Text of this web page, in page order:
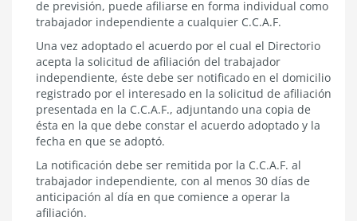
de previsión, puede afiliarse en forma individual como
trabajador independiente a cualquier C.C.A.F.
Una vez adoptado el acuerdo por el cual el Directorio
acepta la solicitud de afiliación del trabajador
independiente, éste debe ser notificado en el domicilio
registrado por el interesado en la solicitud de afiliación
presentada en la C.C.A.F., adjuntando una copia de
ésta en la que debe constar el acuerdo adoptado y la
fecha en que se adoptó.
La notificación debe ser remitida por la C.C.A.F. al
trabajador independiente, con al menos 30 días de
anticipación al día en que comience a operar la
afiliación.